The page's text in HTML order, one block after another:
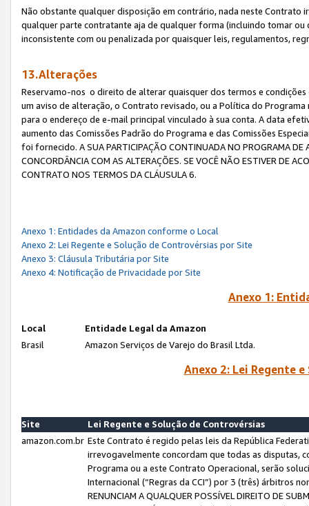
Não obstante qualquer disposição em contrário, nada neste
qualquer parte contratante aja de qualquer forma (incluindo tomar ou
inconsistente com ou penalizada por quaisquer leis, regulamentos,
13.Alterações
Reservamo-nos o direito de alterar quaisquer dos termos e
um aviso de alteração, o Contrato revisado, ou a Política do
para o endereço de e-mail principal vinculado à sua conta. A data
aumento das Comissões Padrão do Programa e das Comissões
foi fornecido. A SUA PARTICIPAÇÃO CONTINUADA NO PROGRAMA DE
CONCORDÂNCIA COM AS ALTERAÇÕES. SE VOCÊ NÃO ESTIVER DE
CONTRATO NOS TERMOS DA CLÁUSULA 6.
Anexo 1: Entidades da Amazon conforme o Local
Anexo 2: Lei Regente e Solução de Controvérsias por Site
Anexo 3: Cláusula Tributária por Site
Anexo 4: Notificação de Privacidade por Site
Anexo 1:
Local
Entidade Legal da Amazon
Brasil
Amazon Serviços de Varejo do Brasil Ltda.
Anexo 2: Lei Regente
Site
Lei Regente e Solução de Controvérsias
amazon.com.br Este Contrato é regido pelas leis da República
irrevogavelmente concordam que todas as disputas,
Programa ou a este Contrato Operacional, serão
Internacional (“Regras da CCI”) por 3 (três) árbitros
RENUNCIAM A QUALQUER POSSÍVEL DIREITO DE